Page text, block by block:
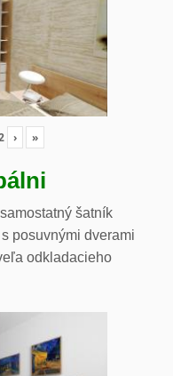
› »
šatník
posuvnými dverami
odkladacieho